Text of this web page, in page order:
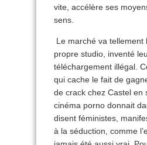
vite, accélère ses
sens.
Le marché va
propre studio, inventé
téléchargement illégal.
qui cache le fait de
de crack chez Castel en
cinéma porno donnait
disent féministes,
à la séduction, comme